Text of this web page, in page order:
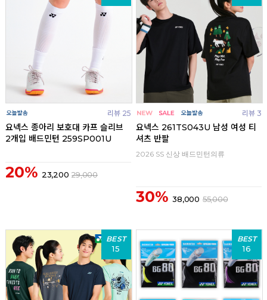
리뷰 25
요넥스 종아리 보호대 카프 슬리브
2개입 배드민턴 259SP001U
20% 23,200 29,000
리뷰 3
요넥스 261TS043U 남성 여성 티
셔츠 반팔
2026 SS 신상 배드민턴의류
30% 38,000 55,000
BEST
15
BEST
16